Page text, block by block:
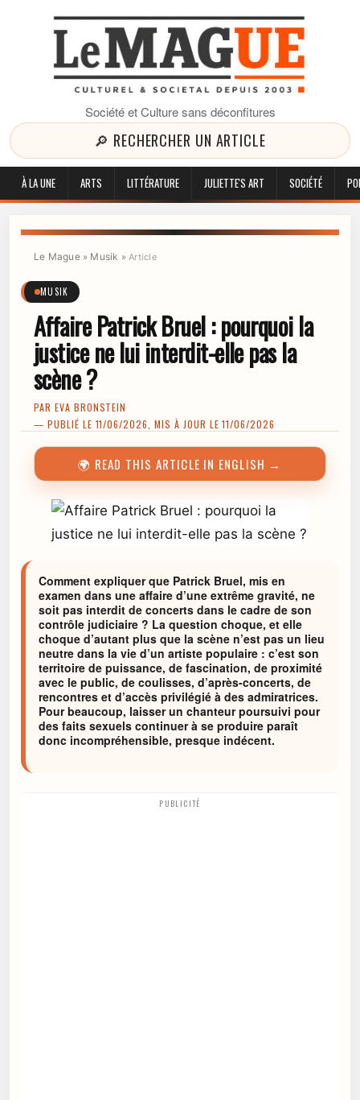
Société et Culture sans déconfitures
🔎 RECHERCHER UN ARTICLE
À LA UNE ARTS LITTÉRATURE JULIETTE'S ART SOCIÉTÉ
Le Mague» Musik »Article
MUSIK
Affaire Patrick Bruel : pourquoi la
justice ne lui interdit-elle pas la
scène ?
PAR EVA BRONSTEIN
— PUBLIÉ LE 11/06/2026, MIS À JOUR LE 11/06/2026
🌍 READ THIS ARTICLE IN ENGLISH →
Comment expliquer que Patrick Bruel, mis en
examen dans une affaire d’une extrême gravité, ne
soit pas interdit de concerts dans le cadre de son
contrôle judiciaire ? La question choque, et elle
choque d’autant plus que la scène n’est pas un lieu
neutre dans la vie d’un artiste populaire : c’est son
territoire de puissance, de fascination, de proximité
avec le public, de coulisses, d’après-concerts, de
rencontres et d’accès privilégié à des admiratrices.
Pour beaucoup, laisser un chanteur poursuivi pour
des faits sexuels continuer à se produire paraît
donc incompréhensible, presque indécent.
PUBLICITÉ